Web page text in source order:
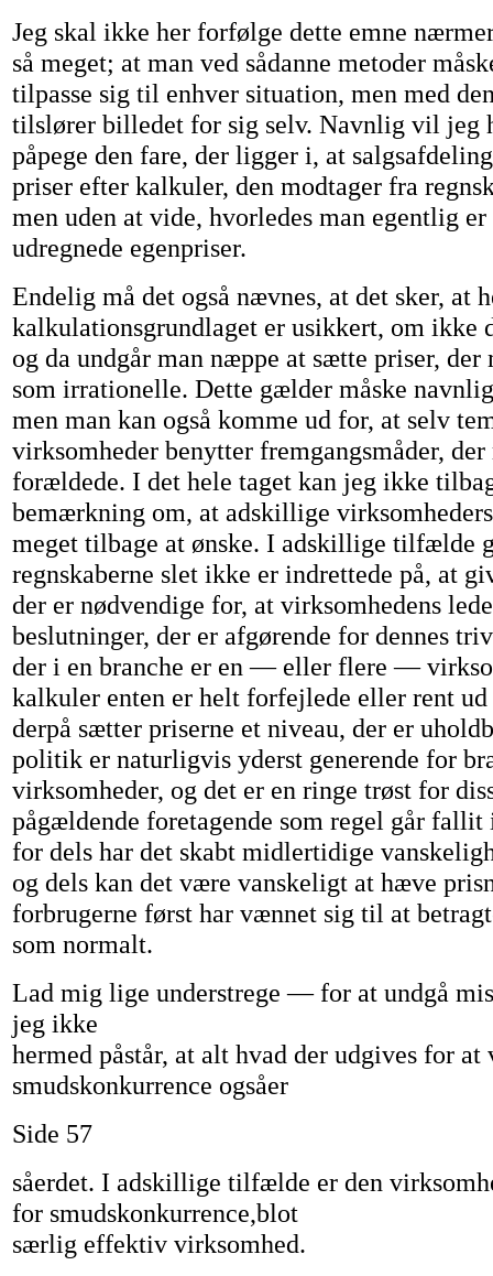
Jeg skal ikke her forfølge dette emne
så meget; at man ved sådanne metoder
tilpasse sig til enhver situation, men med
tilslører billedet for sig selv. Navnlig vil jeg
påpege den fare, der ligger i, at
priser efter kalkuler, den modtager fra
men uden at vide, hvorledes man egentlig
udregnede egenpriser.
Endelig må det også nævnes, at det sker, at
kalkulationsgrundlaget er usikkert, om ikke
og da undgår man næppe at sætte priser, der
som irrationelle. Dette gælder måske
men man kan også komme ud for, at selv
virksomheder benytter fremgangsmåder, der
forældede. I det hele taget kan jeg ikke
bemærkning om, at adskillige
meget tilbage at ønske. I adskillige tilfælde
regnskaberne slet ikke er indrettede på, at
der er nødvendige for, at virksomhedens
beslutninger, der er afgørende for dennes
der i en branche er en — eller flere —
kalkuler enten er helt forfejlede eller rent ud
derpå sætter priserne et niveau, der er
politik er naturligvis yderst generende for
virksomheder, og det er en ringe trøst for
pågældende foretagende som regel går fallit
for dels har det skabt midlertidige
og dels kan det være vanskeligt at hæve
forbrugerne først har vænnet sig til at
som normalt.
Lad mig lige understrege — for at undgå
jeg ikke
hermed påstår, at alt hvad der udgives for at
smudskonkurrence ogsåer
Side 57
såerdet. I adskillige tilfælde er den
for smudskonkurrence,blot
særlig effektiv virksomhed.